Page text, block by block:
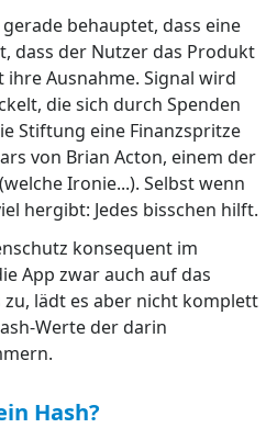
behauptet, dass eine
dass der Nutzer das Produkt
ihre Ausnahme. Signal wird
die sich durch Spenden
Stiftung eine Finanzspritze
von Brian Acton, einem der
Ironie...). Selbst wenn
hergibt: Jedes bisschen hilft.
konsequent im
App zwar auch auf das
lädt es aber nicht komplett
Werte der darin
Hash?